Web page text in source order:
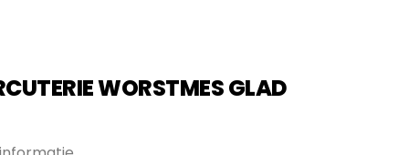
WORSTMES GLAD